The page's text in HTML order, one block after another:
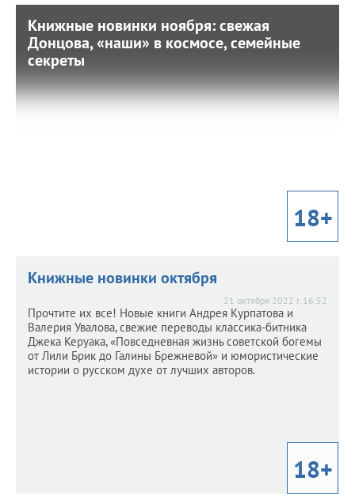
Книжные новинки ноября: свежая
Донцова, «наши» в космосе, семейные
секреты
Книжные новинки ноября: свежая
Донцова, «наши» в космосе, семейные
9 ноября 2022 г. 16:13
Рассказываем о последних новинках книжной
18+
Книжные новинки октября
21 октября 2022 г. 16:52
Прочтите их все! Новые книги Андрея Курпатова и
Валерия Увалова, свежие переводы классика-битника
Джека Керуака, «Повседневная жизнь советской богемы
от Лили Брик до Галины Брежневой» и юмористические
истории о русском духе от лучших авторов.
18+